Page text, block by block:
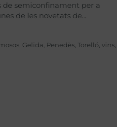
de semiconfinament per a
de les novetats de
, Gelida Penedès, Torelló, vins,